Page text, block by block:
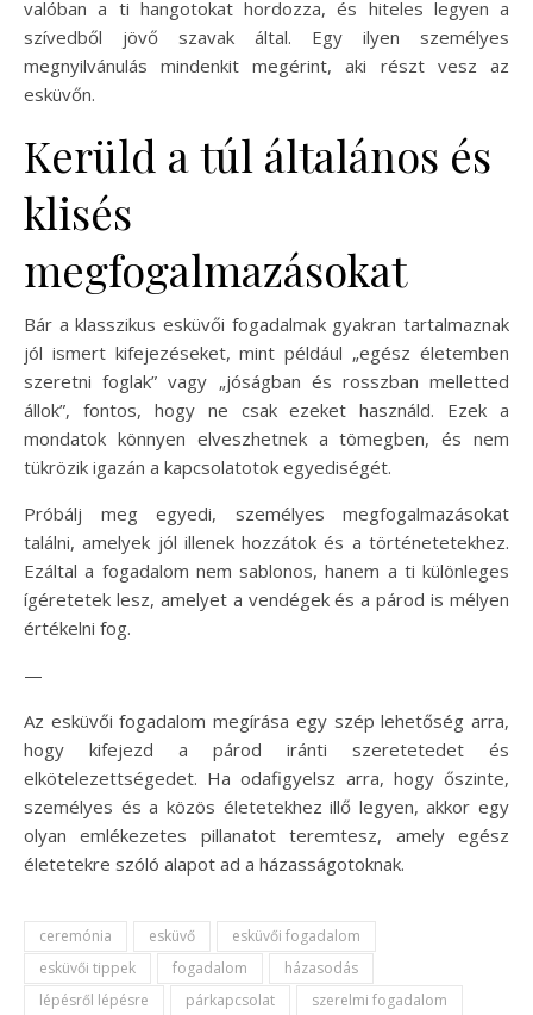
valóban a ti hangotokat hordozza, és hiteles legyen a
szívedből jövő szavak által. Egy ilyen személyes
megnyilvánulás mindenkit megérint, aki részt vesz az
esküvőn.
Kerüld a túl általános és
klisés
megfogalmazásokat
Bár a klasszikus esküvői fogadalmak gyakran tartalmaznak
jól ismert kifejezéseket, mint például „egész életemben
szeretni foglak” vagy „jóságban és rosszban melletted
állok”, fontos, hogy ne csak ezeket használd. Ezek a
mondatok könnyen elveszhetnek a tömegben, és nem
tükrözik igazán a kapcsolatotok egyediségét.
Próbálj meg egyedi, személyes megfogalmazásokat
találni, amelyek jól illenek hozzátok és a történetetekhez.
Ezáltal a fogadalom nem sablonos, hanem a ti különleges
ígéretetek lesz, amelyet a vendégek és a párod is mélyen
értékelni fog.
—
Az esküvői fogadalom megírása egy szép lehetőség arra,
hogy kifejezd a párod iránti szeretetedet és
elkötelezettségedet. Ha odafigyelsz arra, hogy őszinte,
személyes és a közös életetekhez illő legyen, akkor egy
olyan emlékezetes pillanatot teremtesz, amely egész
életetekre szóló alapot ad a házasságotoknak.
ceremónia esküvő
esküvői fogadalom
esküvői tippek
fogadalom
házasodás
lépésről lépésre
párkapcsolat szerelmi fogadalom